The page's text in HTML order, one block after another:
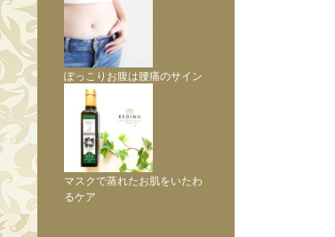
ぽっこりお腹は腰痛のサイン
マスクで蒸れたお肌をいたわ
るケア